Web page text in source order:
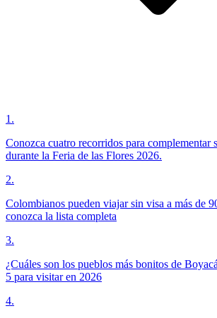
1 .
Conozca cuatro recorridos para complementar
durante la Feria de las Flores 2026.
2.
Colombianos pueden viajar sin visa a más de
conozca la lista completa
3.
¿Cuáles son los pueblos más bonitos de
5 para visitar en 2026
4.